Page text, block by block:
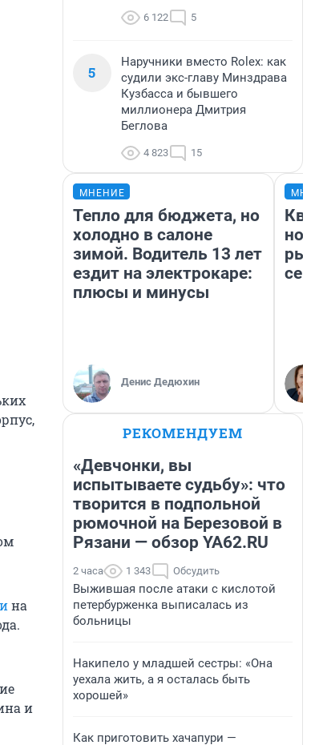
на
и
6 122 5
5
Наручники вместо Rolex: как
судили экс-главу Минздрава
Кузбасса и бывшего
миллионера Дмитрия
Беглова
4 823 15
МНЕНИЕ
Тепло для бюджета, но
холодно в салоне
зимой. Водитель 13 лет
ездит на электрокаре:
плюсы и минусы
Денис Дедюхин
но
РЕКОМЕНДУЕМ
«Девчонки, вы
испытываете судьбу»: что
творится в подпольной
рюмочной на Березовой в
Рязани — обзор YA62.RU
2 часа 1 343 Обсудить
Выжившая после атаки с кислотой
петербурженка выписалась из
больницы
Накипело у младшей сестры: «Она
уехала жить, а я осталась быть
хорошей»
Как приготовить хачапури —